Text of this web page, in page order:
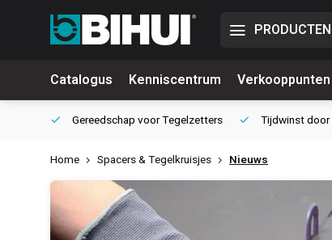
PRODUCTEN
Catalogus Kenniscentrum Verkooppunten
Gereedschap voorTegelzetters Tijdwinst door
Home Spacers & Tegelkruisjes Nieuws